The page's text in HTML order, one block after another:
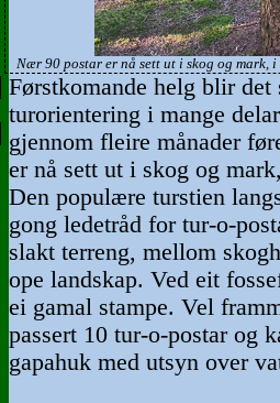
Nær 90 postar er nå sett ut i skog og mark,
Førstkomande helg blir det
turorientering i mange
gjennom fleire månader
er nå sett ut i skog og
Den populære turstien
gong ledetråd for tur-o-
slakt terreng, mellom
ope landskap. Ved eit
ei gamal stampe. Vel
passert 10 tur-o-postar og
gapahuk med utsyn over